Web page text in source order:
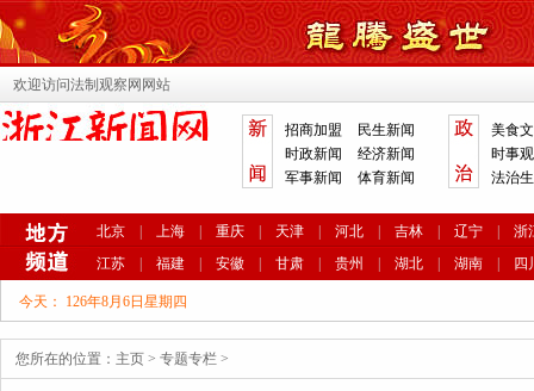
欢迎访问法制观察网网站
招商加盟
民生新闻
时政新闻
经济新闻
军事新闻
体育新闻
美食
时事
法治
北京 上海 重庆 天津 河北 吉林 辽宁
浙
江苏
福建 安徽 甘肃 贵州 湖北 湖南 四
今天： 126年8月6日星期四
您所在的位置： 主页 > 专题专栏 >